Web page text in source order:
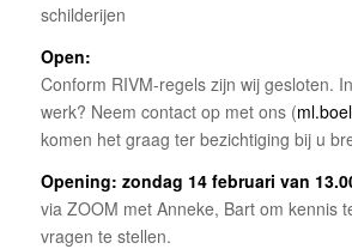
schilderijen
Open:
Conform RIVM-regels zijn wij gesloten.
werk? Neem contact op met ons (
komen het graag ter bezichtiging bij u
Opening: zondag 14 februari van
via ZOOM met Anneke, Bart om kennis
vragen te stellen.